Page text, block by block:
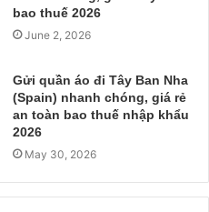
bao thuế 2026
June 2, 2026
Gửi quần áo đi Tây Ban Nha
(Spain) nhanh chóng, giá rẻ
an toàn bao thuế nhập khẩu
2026
May 30, 2026